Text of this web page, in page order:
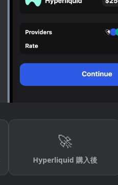
🚀
Hyperliquid 購入後